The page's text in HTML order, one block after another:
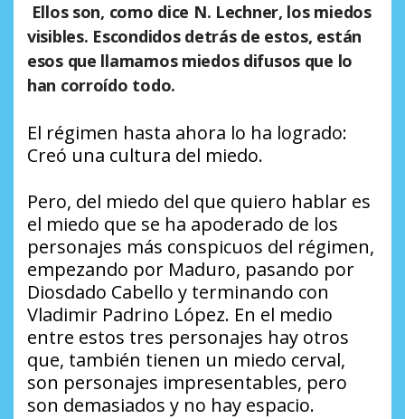
Ellos son, como dice N. Lechner, los miedos
visibles. Escondidos detrás de estos, están
esos que llamamos miedos difusos que lo
han corroído todo.
El régimen hasta ahora lo ha logrado:
Creó una cultura del miedo.
Pero, del miedo del que quiero hablar es
el miedo que se ha apoderado de los
personajes más conspicuos del régimen,
empezando por Maduro, pasando por
Diosdado Cabello y terminando con
Vladimir Padrino López. En el medio
entre estos tres personajes hay otros
que, también tienen un miedo cerval,
son personajes impresentables, pero
son demasiados y no hay espacio.